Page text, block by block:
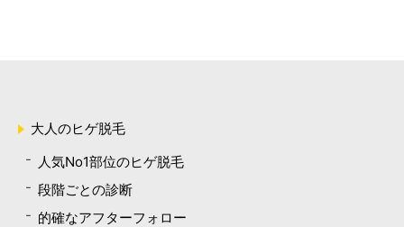
大人のヒゲ脱毛
人気No1部位のヒゲ脱毛
段階ごとの診断
的確なアフターフォロー